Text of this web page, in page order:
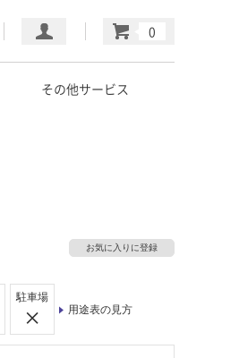
その他サービス
お気に入りに登録
駐車場
用途表の見方